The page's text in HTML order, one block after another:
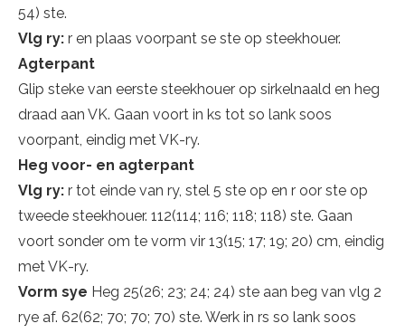
54) ste.
Vlg ry: r en plaas voorpant se ste op steekhouer.
Agterpant
Glip steke van eerste steekhouer op sirkelnaald en heg
draad aan VK. Gaan voort in ks tot so lank soos
voorpant, eindig met VK-ry.
Heg voor- en agterpant
Vlg ry: r tot einde van ry, stel 5 ste op en r oor ste op
tweede steekhouer. 112(114; 116; 118; 118) ste. Gaan
voort sonder om te vorm vir 13(15; 17; 19; 20) cm, eindig
met VK-ry.
Vorm sye Heg 25(26; 23; 24; 24) ste aan beg van vlg 2
rye af. 62(62; 70; 70; 70) ste. Werk in rs so lank soos